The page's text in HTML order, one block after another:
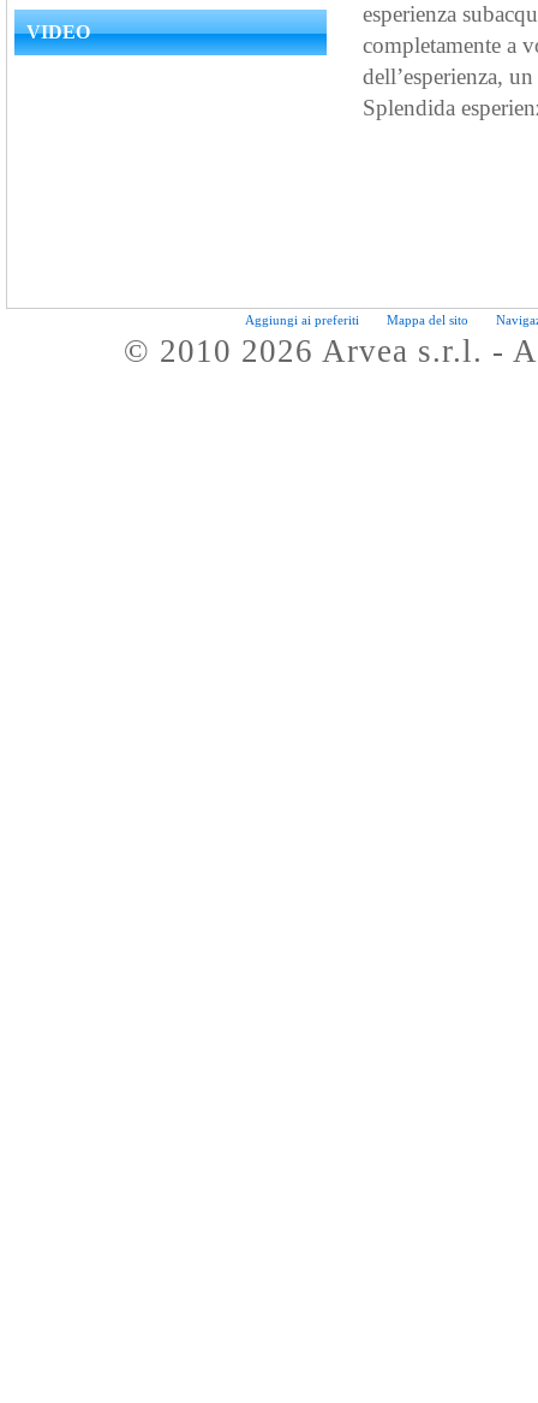
VIDEO
esperienza
completamente a
dell’esperienza,
Splendida
Aggiungi ai preferiti Mappa del sito
© 2010 2026 Arvea s.r.l. -